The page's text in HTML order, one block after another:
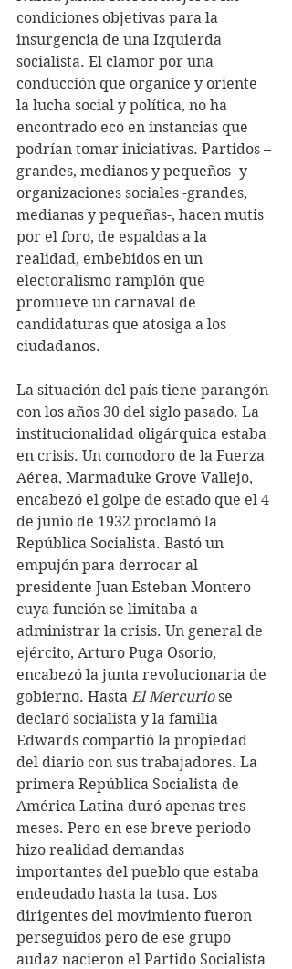
condiciones objetivas para la
insurgencia de una Izquierda
socialista. El clamor por una
conducción que organice y oriente
la lucha social y política, no ha
encontrado eco en instancias que
podrían tomar iniciativas. Partidos –
grandes, medianos y pequeños- y
organizaciones sociales -grandes,
medianas y pequeñas-, hacen mutis
por el foro, de espaldas a la
realidad, embebidos en un
electoralismo ramplón que
promueve un carnaval de
candidaturas que atosiga a los
ciudadanos.
La situación del país tiene parangón
con los años 30 del siglo pasado. La
institucionalidad oligárquica estaba
en crisis. Un comodoro de la Fuerza
Aérea, Marmaduke Grove Vallejo,
encabezó el golpe de estado que el 4
de junio de 1932 proclamó la
República Socialista. Bastó un
empujón para derrocar al
presidente Juan Esteban Montero
cuya función se limitaba a
administrar la crisis. Un general de
ejército, Arturo Puga Osorio,
encabezó la junta revolucionaria de
gobierno. Hasta El Mercurio se
declaró socialista y la familia
Edwards compartió la propiedad
del diario con sus trabajadores. La
primera República Socialista de
América Latina duró apenas tres
meses. Pero en ese breve periodo
hizo realidad demandas
importantes del pueblo que estaba
endeudado hasta la tusa. Los
dirigentes del movimiento fueron
perseguidos pero de ese grupo
audaz nacieron el Partido Socialista